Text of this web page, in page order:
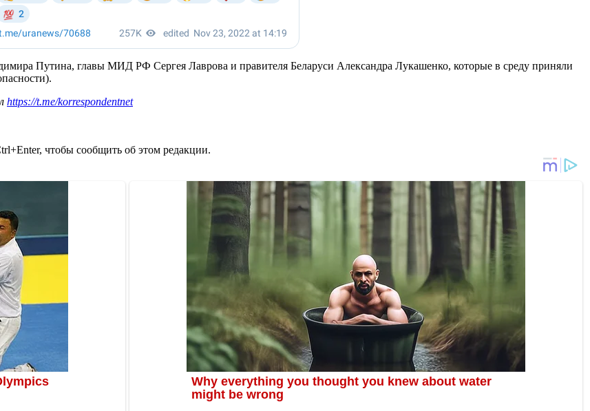
Путина, главы МИД РФ Сергея Лаврова и правителя Беларуси Александра Лукашенко, которые в среду приняли
https://t.me/korrespondentnet
чтобы сообщить об этом редакции.